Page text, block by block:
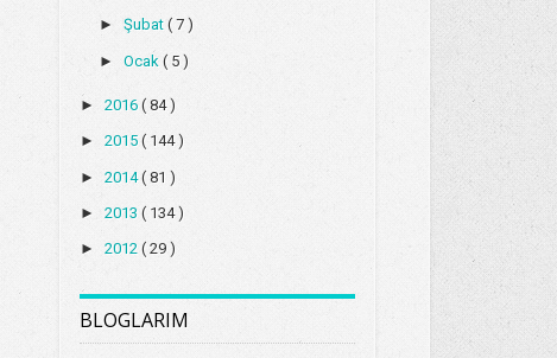
► Şubat ( 7 )
► Ocak ( 5 )
►2016( 84 )
►2015( 144 )
►2014( 81 )
►2013( 134 )
►2012( 29 )
BLOGLARIM